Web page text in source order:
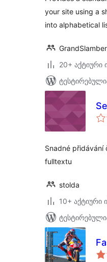
your site using a
into alphabetical
20+ აქტიური
Snadné přidávání
fulltextu
stolda
10+ აქტიური